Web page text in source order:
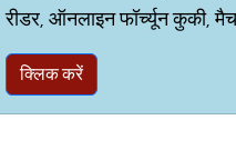
रीडर, ऑनलाइन फॉर्च्यून कुकी,
क्लिक करें